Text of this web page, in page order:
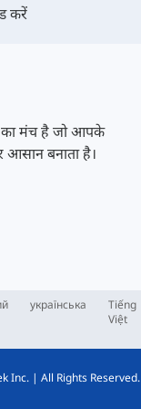
करें
का मंच है जो आपके
आसान बनाता है।
українська
Tiếng
Việt
Inc. | All Rights Reserved.